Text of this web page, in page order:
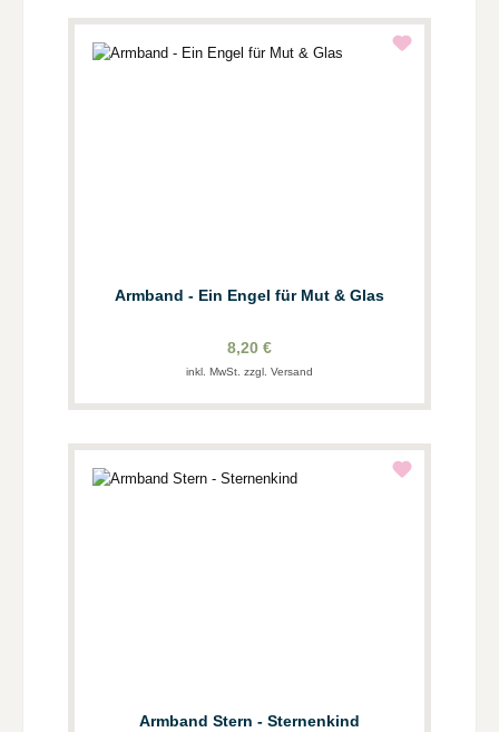
Armband - Ein Engel für Mut & Glas
8,20 €
inkl. MwSt. zzgl. Versand
Armband Stern - Sternenkind